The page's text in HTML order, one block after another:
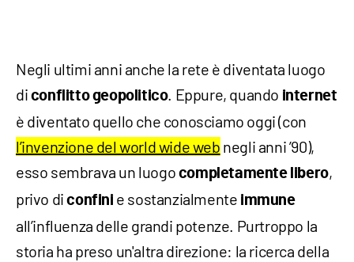
Negli ultimi anni anche la rete è diventata luogo
di conflitto geopolitico. Eppure, quando internet
è diventato quello che conosciamo oggi (con
l’invenzione del world wide web negli anni ’90),
esso sembrava un luogo completamente libero,
privo diconfini e sostanzialmente immune
all’influenza delle grandi potenze. Purtroppo la
storia ha preso un'altra direzione: la ricerca della